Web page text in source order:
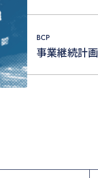
BCP
事業継続計画